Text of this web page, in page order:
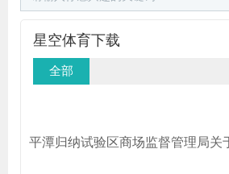
星空体育下载
全部